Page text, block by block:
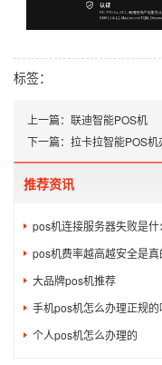
标签：
上一篇： 联迪智能POS机
下一篇： 拉卡拉智能POS机
推荐资讯
pos机连接服务器失败是
pos机费率越高越安全是真
大品牌pos机推荐
手机pos机怎么办理正规的
个人pos机怎么办理的